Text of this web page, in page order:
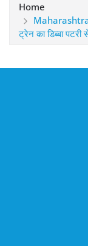
Home
ट्रेन का डिब्बा पटरी